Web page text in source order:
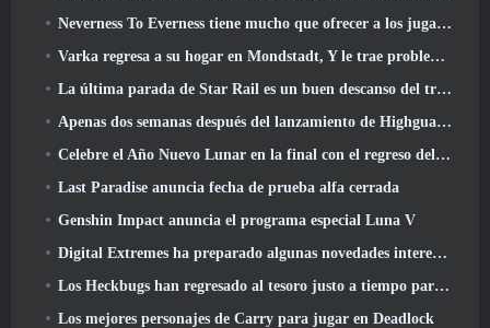
Neverness To Everness tiene mucho que ofrecer a los jugadores, particularmente divertido
Varka regresa a su hogar en Mondstadt, Y le trae problemas en la actualización Luna V de Genshin Impact
La última parada de Star Rail es un buen descanso del trauma
Apenas dos semanas después del lanzamiento de Highguard, Wildlight Entertainment anuncia despidos
Celebre el Año Nuevo Lunar en la final con el regreso del 'Modo Bank It'
Last Paradise anuncia fecha de prueba alfa cerrada
Genshin Impact anuncia el programa especial Luna V
Digital Extremes ha preparado algunas novedades interesantes para celebrar el Año Nuevo Lunar en Warframe
Los Heckbugs han regresado al tesoro justo a tiempo para la temporada del amor
Los mejores personajes de Carry para jugar en Deadlock